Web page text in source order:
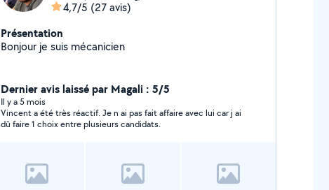
4,7/5 (27 avis)
Présentation
Bonjour je suis mécanicien
Dernier avis laissé par Magali : 5/5
Il y a 5 mois
Vincent a été très réactif. Je n ai pas fait affaire avec lui car j ai
dû faire 1 choix entre plusieurs candidats.